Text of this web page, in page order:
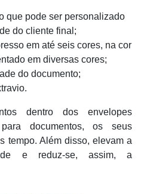
que pode ser personalizado
do cliente final;
em até seis cores, na cor
em diversas cores;
do documento;
dentro dos envelopes
documentos, os seus
tempo. Além disso, elevam a
e reduz-se, assim, a